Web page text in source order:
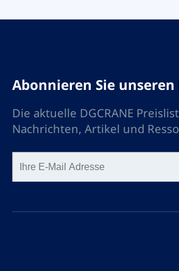
Abonnieren Sie
Die aktuelle DGCRANE
Nachrichten, Artikel und